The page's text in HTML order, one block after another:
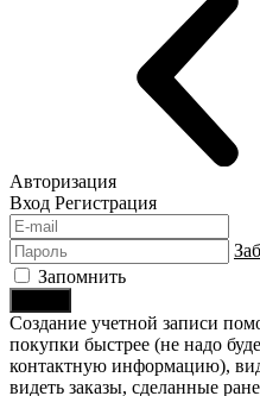
Авторизация
Вход Регистрация
Запомнить
Создание учетной записи
покупки быстрее (не надо
контактную информацию),
видеть заказы, сделанные